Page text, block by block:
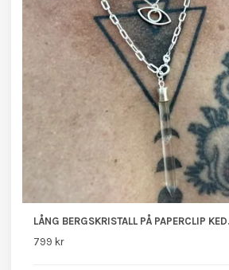
LÅNG BERGSKRISTALL PÅ PAPERCLIP
799 kr